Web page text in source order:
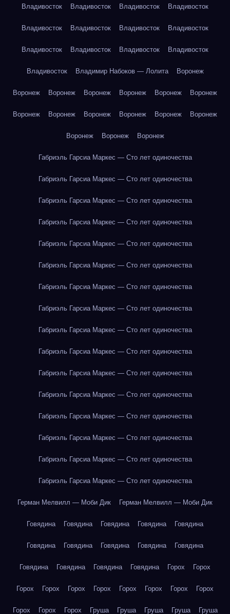
Владивосток Владивосток Владивосток Владивосток
Владивосток Владивосток Владивосток Владивосток
Владивосток Владивосток Владивосток Владивосток
Владивосток Владимир Набоков — Лолита Воронеж
Воронеж Воронеж Воронеж Воронеж Воронеж Воронеж
Воронеж Воронеж Воронеж Воронеж Воронеж Воронеж
Воронеж Воронеж Воронеж
Габриэль Гарсиа Маркес — Сто лет одиночества
Габриэль Гарсиа Маркес — Сто лет одиночества
Габриэль Гарсиа Маркес — Сто лет одиночества
Габриэль Гарсиа Маркес — Сто лет одиночества
Габриэль Гарсиа Маркес — Сто лет одиночества
Габриэль Гарсиа Маркес — Сто лет одиночества
Габриэль Гарсиа Маркес — Сто лет одиночества
Габриэль Гарсиа Маркес — Сто лет одиночества
Габриэль Гарсиа Маркес — Сто лет одиночества
Габриэль Гарсиа Маркес — Сто лет одиночества
Габриэль Гарсиа Маркес — Сто лет одиночества
Габриэль Гарсиа Маркес — Сто лет одиночества
Габриэль Гарсиа Маркес — Сто лет одиночества
Габриэль Гарсиа Маркес — Сто лет одиночества
Габриэль Гарсиа Маркес — Сто лет одиночества
Габриэль Гарсиа Маркес — Сто лет одиночества
Герман Мелвилл — Моби Дик Герман Мелвилл — Моби Дик
Говядина Говядина Говядина Говядина Говядина
Говядина Говядина Говядина Говядина Говядина
Говядина Говядина Говядина Говядина Горох Горох
Горох Горох Горох Горох Горох Горох Горох Горох
Горох Горох Горох Груша Груша Груша Груша Груша